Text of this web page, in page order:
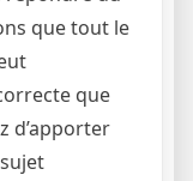
que tout le
que
d’apporter